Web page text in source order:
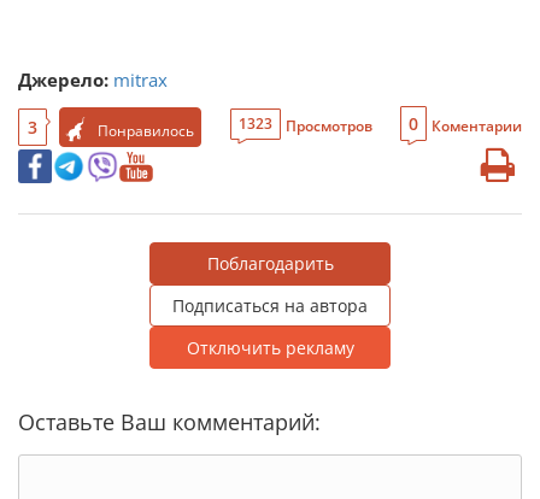
Джерело: mitrax
3 Понравилось 1323 Просмотров 0 Коментарии
Поблагодарить
Подписаться на автора
Отключить рекламу
Оставьте Ваш комментарий: